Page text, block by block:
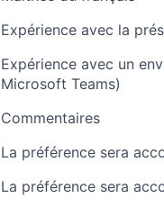
Expérience avec la
Expérience avec un
Microsoft Teams)
Commentaires
La préférence sera
La préférence sera